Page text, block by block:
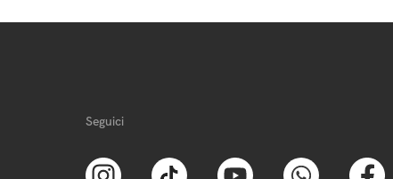
Seguici